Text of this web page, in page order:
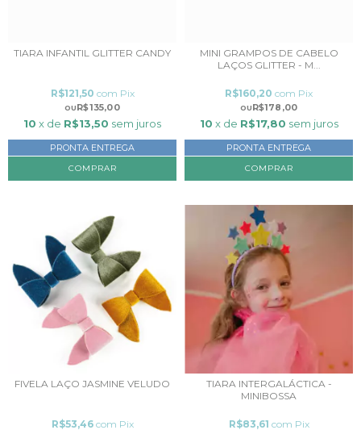
TIARA INFANTIL GLITTER CANDY
R$135,00
R$121,50 com Pix
10 x de R$13,50 sem juros
PRONTA ENTREGA
MINI GRAMPOS DE CABELO
LAÇOS GLITTER - M...
R$178,00
R$160,20 com Pix
10 x de R$17,80 sem juros
PRONTA ENTREGA
FIVELA LAÇO JASMINE VELUDO
R$53,46 com Pix
TIARA INTERGALÁCTICA -
MINIBOSSA
R$83,61 com Pix